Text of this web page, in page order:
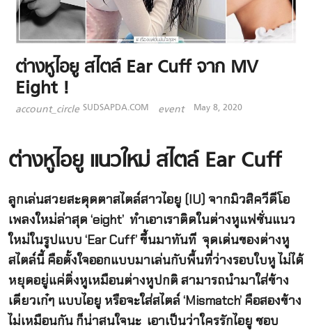
ต่างหูไอยู สไตล์ Ear Cuff จาก MV
Eight !
account_circle SUDSAPDA.COM event May 8, 2020
ต่างหูไอยู แนวใหม่ สไตล์ Ear Cuff
ลูกเล่นสวยสะดุดตาสไตล์สาวไอยู (IU) จากมิวสิควีดีโอ
เพลงใหม่ล่าสุด ‘eight’ ทำเอาเราติดในต่างหูแฟชั่นแนว
ใหม่ในรูปแบบ ‘Ear Cuff’ ขึ้นมาทันที จุดเด่นของต่างหู
สไตล์นี้ คือตั้งใจออกแบบมาเล่นกับพื้นที่ว่างรอบใบหู ไม่ได้
หยุดอยู่แค่ติ่งหูเหมือนต่างหูปกติ สามารถนำมาใส่ข้าง
เดียวเก๋ๆ แบบไอยู หรือจะใส่สไตล์ ‘Mismatch’ คือสองข้าง
ไม่เหมือนกัน ก็น่าสนใจนะ เอาเป็นว่าใครรักไอยู ชอบ